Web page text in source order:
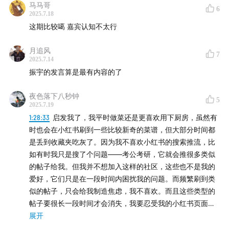
21:44 从“你的生活指南”到“你的生活兴趣社区”，是否意味
着小红书的内容将不再局限于“有用”信息，而是更多地追
求“兴趣”和“体验”？
「兴趣，是小红书所有连接的触发器和通行证」
从实用性到兴趣性的转变，会对小红书用户使用习
惯和内容创作产生什么影响？
「因为真实，小红书构成了一个真实的我们线下世界
马马哥
2025.7.18
6
这期比较噶 嘉宾认知不太行
月追风
2025.7.14
7
振宇的发言算是最有内容的了
夜色落下八秒钟
2025.7.19
5
1:28:33 启发我了，我平时做菜还是更喜欢用下厨房，虽然有
时也会在小红书刷到一些比较新奇的菜谱，但大部分时间都
是丢到收藏夹吃灰了。因为我不喜欢小红书的搜索推流，比
如有时我只是搜了个问题——考公考研，它就会推很多类似
的帖子给我。但我并不想加入这样的社区，这些也不是我的
爱好，它们只是在一段时间内困扰我的问题。而频繁刷到类
似的帖子，只会给我制造焦虑，我不喜欢。而且这些类型的
帖子要很长一段时间才会消失，我要忍受我的小红书页面在
一段时间内都是我不喜欢的内容。感觉这个也是小红书＝微
展开